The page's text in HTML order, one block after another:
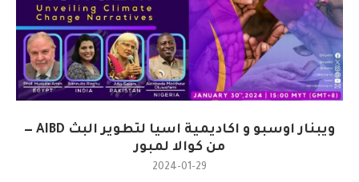
ويبنار اوسبو و اكاديمية اسيا لتطوير البث AIBD —
من كوالا لمبور
2024-01-29